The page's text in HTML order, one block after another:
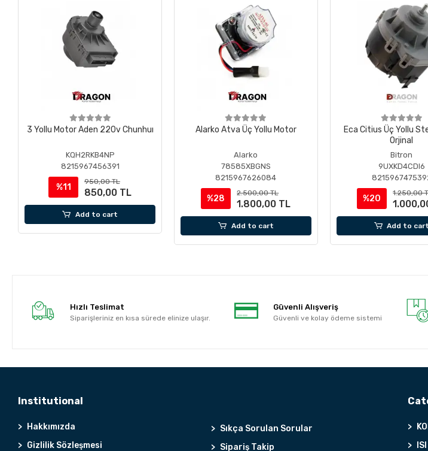
3 Yollu Motor Aden 220v Chunhuı
KQH2RKB4NP
8215967456391
%11
950,00 TL
850,00 TL
Add to cart
Alarko Atva Üç Yollu Motor
Alarko
78585XBGNS
8215967626084
%28
2.500,00 TL
1.800,00 TL
Add to cart
Eca Citius Üç Yollu
Orjinal
Bitron
9UXKD4CDI6
%20
1.250,00
Add to cart
Hızlı Teslimat
Siparişleriniz en kısa sürede elinize ulaşır.
Güvenli Alışveriş
Güvenli ve kolay ödeme sistemi
Institutional
Hakkımızda
Gizlilik Sözleşmesi
Sıkça Sorulan Sorular
Sipariş Takip